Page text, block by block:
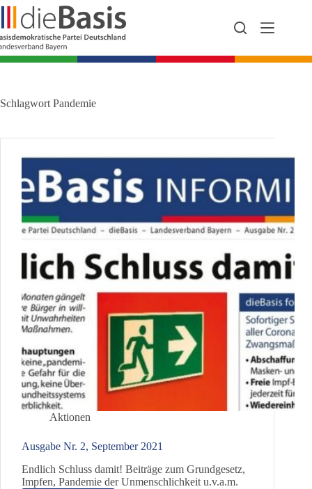
Zum
Inhalt
springen
Schlagwort Pandemie
Aktionen
Ausgabe Nr. 2, September 2021
Endlich Schluss damit! Beiträge zum Grundgesetz,
Impfen, Pandemie der Unmenschlichkeit u.v.a.m.